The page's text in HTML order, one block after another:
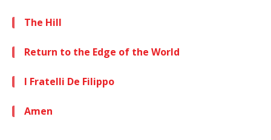
The Hill
Return to the Edge of the World
I Fratelli De Filippo
Amen